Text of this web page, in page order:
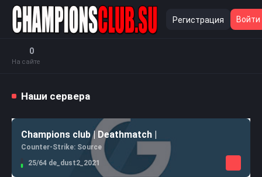
Регистрация Войти
0
На сайте
Наши сервера
Champions club | Deathmatch |
Counter-Strike: Source
25/64 de_dust2_2021